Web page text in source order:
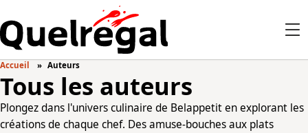
Accueil Auteurs
Tous les auteurs
Plongez dans l'univers culinaire de Belappetit en explorant les
créations de chaque chef. Des amuse-bouches aux plats